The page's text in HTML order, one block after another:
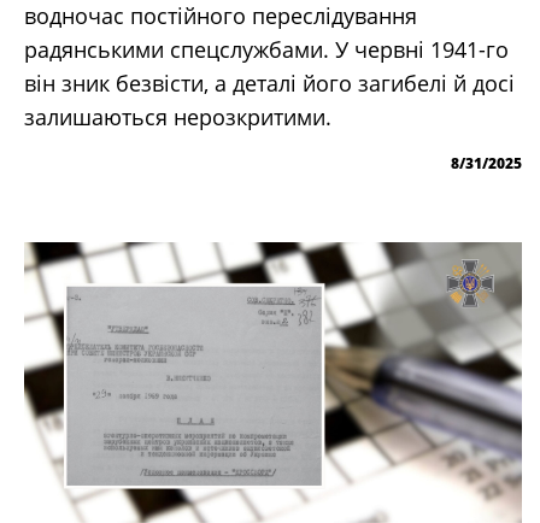
водночас постійного переслідування
радянськими спецслужбами. У червні 1941-го
він зник безвісти, а деталі його загибелі й досі
залишаються нерозкритими.
8/31/2025